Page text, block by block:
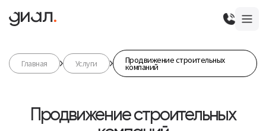
Главная Услуги Продвижение строительных
компаний
Продвижение строительных